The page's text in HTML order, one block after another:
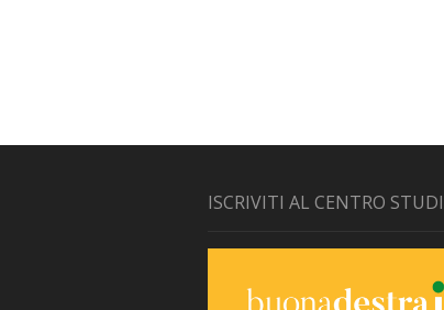
ISCRIVITI AL CENTRO STUDI